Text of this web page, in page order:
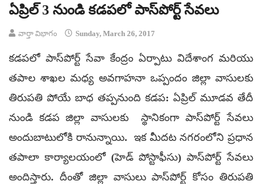
ఏప్రిల్ 3 నుండి కడపలో పాస్‌పోర్ట్ సేవలు
వార్తా విభాగం Sunday, March 26, 2017
కడపలో పాస్‌పోర్ట్ సేవా కేంద్రం ఏర్పాటు విదేశాంగ మరియు
తపాల శాఖల మధ్య అవగాహనా ఒప్పందం జిల్లా వాసులకు
తిరుపతి పోయే బాధ తప్పనుంది కడప: ఏప్రిల్ మూడవ తేదీ
నుండి కడప జిల్లా వాసులకు స్థానికంగా పాస్‌పోర్ట్ సేవలు
అందుబాటులోకి రానున్నాయి. ఇక మీదట నగరంలోని ప్రధాన
తపాలా కార్యాలయంలో (హెడ్ పోస్టాఫీసు) పాస్‌పోర్ట్ సేవలు
అందిస్తారు. దీంతో జిల్లా వాసులు పాస్‌పోర్ట్ కోసం తిరుపతి